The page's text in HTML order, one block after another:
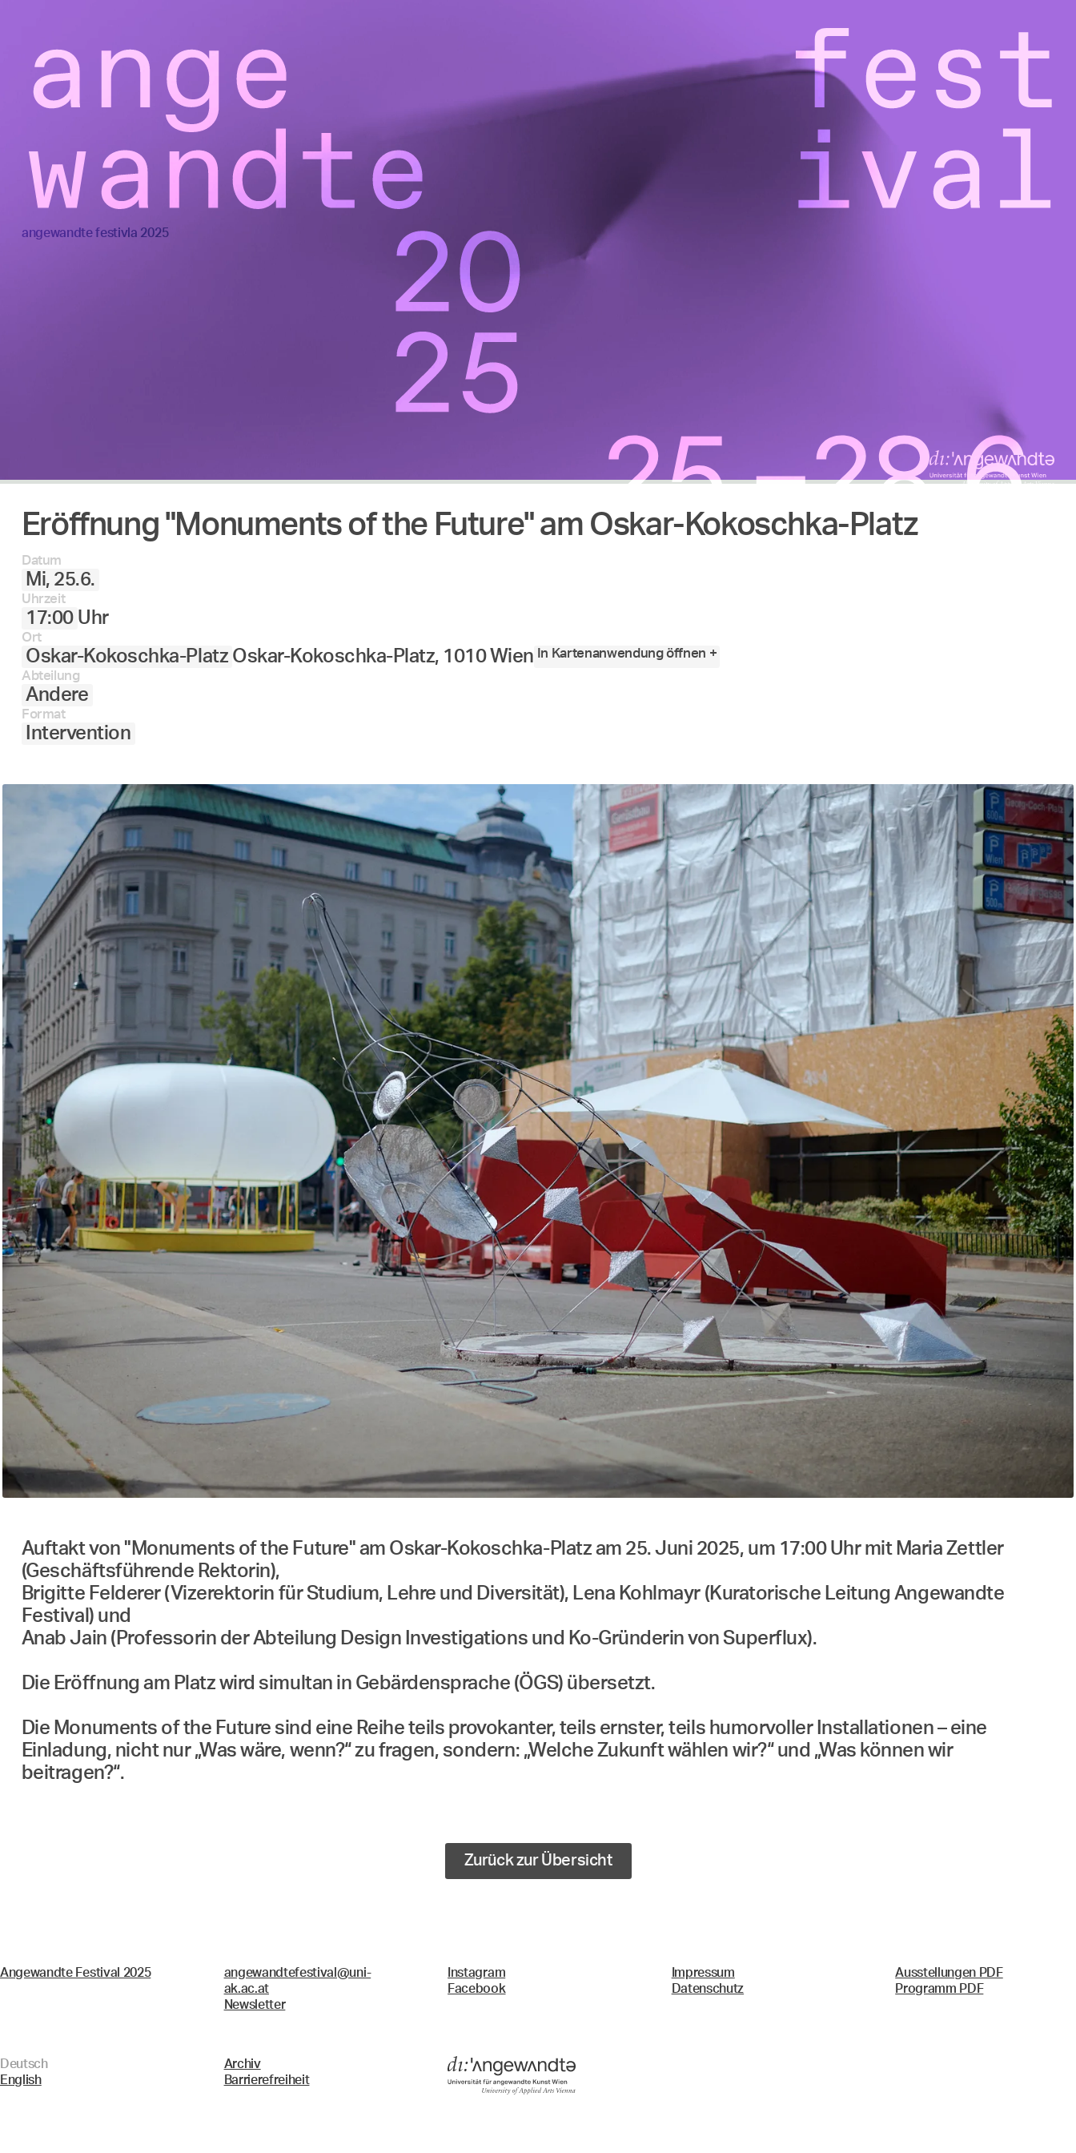
angewandte festivla 2025
vonbis
Eröffnung "Monuments of the Future" am Oskar-Kokoschka-Platz
Datum
Mi, 25.6.
Uhrzeit
17:00 Uhr
Ort
Oskar-Kokoschka-Platz Oskar-Kokoschka-Platz, 1010 Wien In Kartenanwendung öffnen +
Abteilung
Andere
Format
Intervention
Auftakt von "Monuments of the Future" am Oskar-Kokoschka-Platz am 25. Juni 2025, um 17:00 Uhr mit Maria Zettler
(Geschäftsführende Rektorin),
Brigitte Felderer (Vizerektorin für Studium, Lehre und Diversität), Lena Kohlmayr (Kuratorische Leitung Angewandte
Festival) und
Anab Jain (Professorin der Abteilung Design Investigations und Ko-Gründerin von Superflux).
Die Eröffnung am Platz wird simultan in Gebärdensprache (ÖGS) übersetzt.
Die Monuments of the Future sind eine Reihe teils provokanter, teils ernster, teils humorvoller Installationen – eine
Einladung, nicht nur „Was wäre, wenn?“ zu fragen, sondern: „Welche Zukunft wählen wir?“ und „Was können wir
beitragen?“.
Zurück zur Übersicht
Angewandte Festival 2025
angewandtefestival@uni-
ak.ac.at
Newsletter
Instagram
Facebook
Impressum
Datenschutz
Ausstellungen PDF
Programm PDF
Deutsch
English
Archiv
Barrierefreiheit